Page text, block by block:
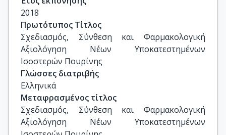
Πανεπιστημίου
Κωνσταντίνος Ταμβακόπουλος, Ερευνητής Β’
ΙΙΒΕΑΑ
2018
Πρωτότυπος Τίτλος
Σχεδιασμός, Σύνθεση και Φαρμακολογική
Αξιολόγηση Νέων Υποκατεστημένων
Ισοστερών Πουρίνης
Γλώσσες διατριβής
Ελληνικά
Μεταφρασμένος τίτλος
Σχεδιασμός, Σύνθεση και Φαρμακολογική
Αξιολόγηση Νέων Υποκατεστημένων